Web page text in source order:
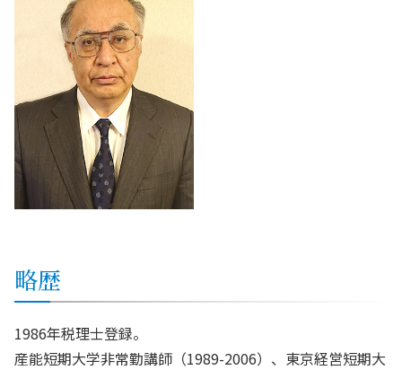
略歴
1986年税理士登録。
産能短期大学非常勤講師（1989-2006）、東京経営短期大